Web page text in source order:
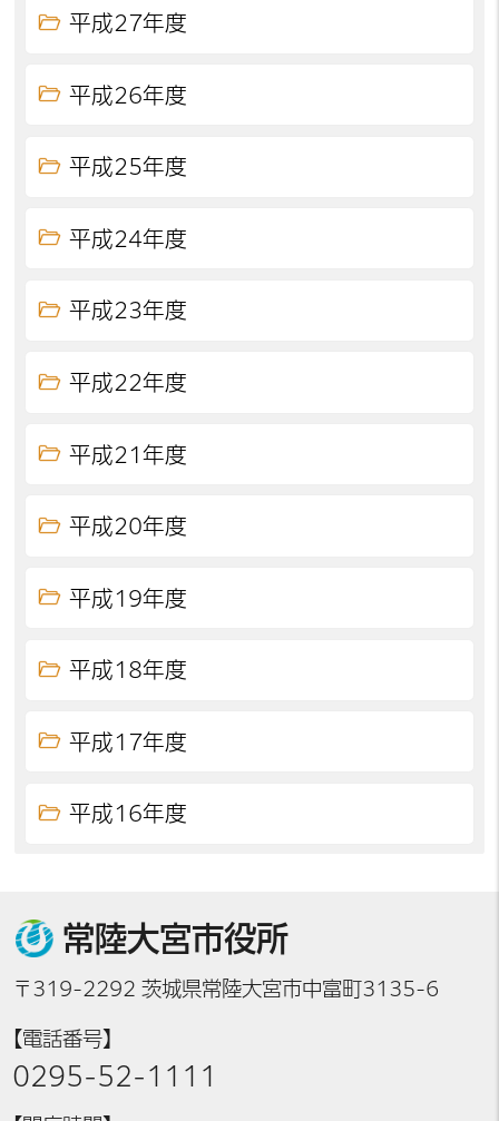
平成27年度
平成26年度
平成25年度
平成24年度
平成23年度
平成22年度
平成21年度
平成20年度
平成19年度
平成18年度
平成17年度
平成16年度
常陸大宮市役所
〒319-2292 茨城県常陸大宮市中富町3135-6
【電話番号】
0295-52-1111